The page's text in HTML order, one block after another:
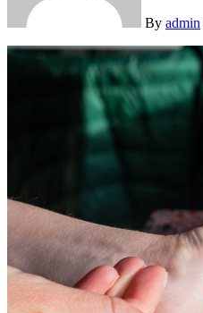
By admin